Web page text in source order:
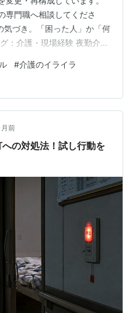
専門職へ相談してくださ
づき。「困った人」か「何
：介護・現場経験 夜勤介護
右する。この記事では
った人」か「何かに困って
を、夜勤介護マンが現場で
る。個人や施設が特定され
部は変更している。 最初に
利そう、…
#介護のイライラ
前
の対処法！試し行動を